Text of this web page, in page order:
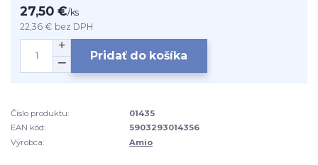
27,50 €/ks
22,36 € bez DPH
Pridať do košíka
Číslo produktu:
01435
EAN kód:
5903293014356
Výrobca:
Amio